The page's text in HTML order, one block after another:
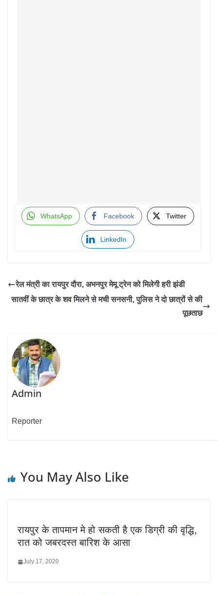
WhatsApp Facebook Twitter
LinkedIn
रेल मंत्री का रायपुर दौरा, अभनपुर मेमू ट्रेन को मिलेगी हरी झंडी
सातवीं के छात्र के शव मिलने से मची सनसनी, पुलिस ने दो छात्रों से की
पूछताछ
Admin
Reporter
You May Also Like
रायपुर के तापमान मे हो सकती है एक डिग्री की वृद्धि,
रात को जबरदस्त बारिश के आसा
July 17, 2020